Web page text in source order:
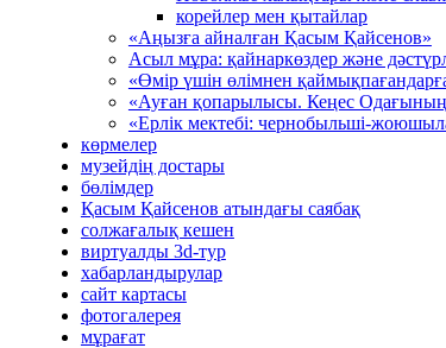
корейлер мен қытайлар
«Аңызға айналған Қасым Қайсенов»
Асыл мұра: қайнаркөздер және
«Өмір үшін өлімнен
«Ауған қопарылысы. Кеңес
«Ерлік мектебі: чернобыльші-
көрмелер
музейдің достары
бөлімдер
Қасым Қайсенов атындағы саябақ
солжағалық кешен
виртуалды 3d-тур
xабарландырулар
сайт картасы
фотогалерея
мұрағат